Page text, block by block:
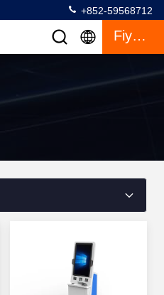
+852-59568712
Fiyat Teklifi